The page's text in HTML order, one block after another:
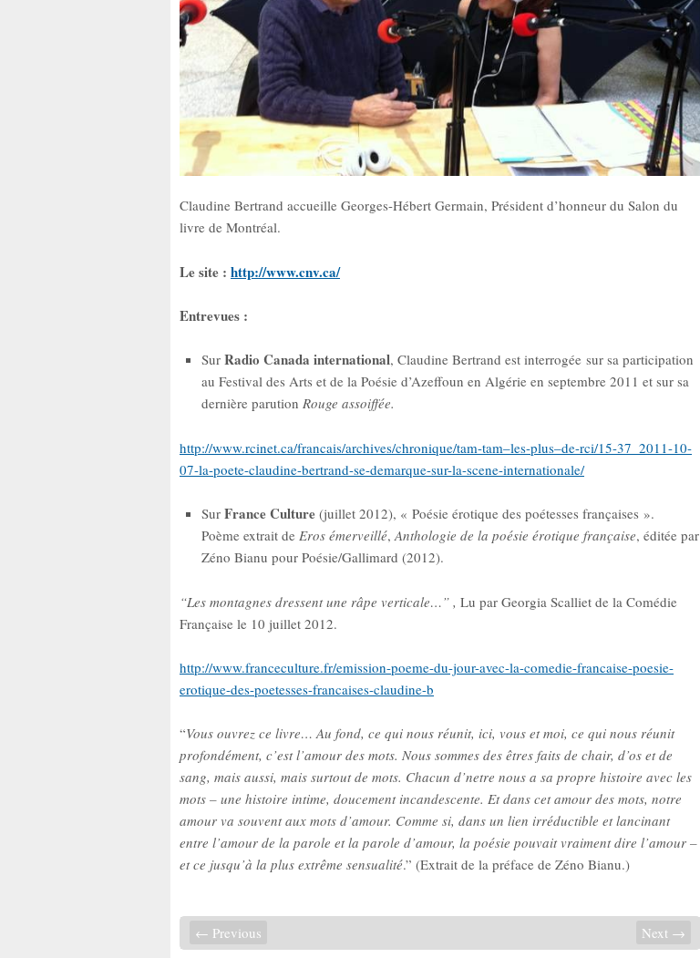
Claudine Bertrand accueille Georges-Hébert Germain, Président d’honneur du Salon du
livre de Montréal.
Le site : http://www.cnv.ca/
Entrevues :
SurRadio Canada international, Claudine Bertrand est interrogée sur sa participation
au Festival des Arts et de la Poésie d’Azeffoun en Algérie en septembre 2011 et sur sa
dernière parutionRouge assoiffée.
http://www.rcinet.ca/francais/archives/chronique/tam-tam–les-plus–de-rci/15-37_2011-10-
07-la-poete-claudine-bertrand-se-demarque-sur-la-scene-internationale/
SurFrance Culture (juillet 2012), « Poésie érotique des poétesses françaises ».
Poème extrait deEros émerveillé,Anthologie de la poésie érotique française, éditée par
Zéno Bianu pour Poésie/Gallimard (2012).
“Les montagnes dressent une râpe verticale…” , Lu par Georgia Scalliet de la Comédie
Française le 10 juillet 2012.
http://www.franceculture.fr/emission-poeme-du-jour-avec-la-comedie-francaise-poesie-
erotique-des-poetesses-francaises-claudine-b
“Vous ouvrez ce livre… Au fond, ce qui nous réunit, ici, vous et moi, ce qui nous réunit
profondément, c’est l’amour des mots. Nous sommes des êtres faits de chair, d’os et de
sang, mais aussi, mais surtout de mots. Chacun d’netre nous a sa propre histoire avec les
mots – une histoire intime, doucement incandescente. Et dans cet amour des mots, notre
amour va souvent aux mots d’amour. Comme si, dans un lien irréductible et lancinant
entre l’amour de la parole et la parole d’amour, la poésie pouvait vraiment dire l’amour –
et ce jusqu’à la plus extrême sensualité.” (Extrait de la préface de Zéno Bianu.)
← Previous Next →